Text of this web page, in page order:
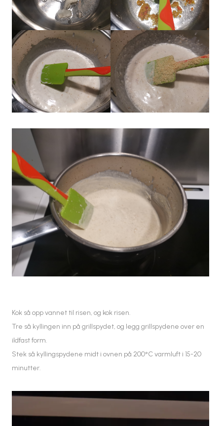
Kok så opp vannet til risen, og kok risen.
Tre så kyllingen inn på grillspydet, og legg grillspydene over en
ildfast form.
Stek så kyllingspydene midt i ovnen på 200°C varmluft i 15-20
minutter.